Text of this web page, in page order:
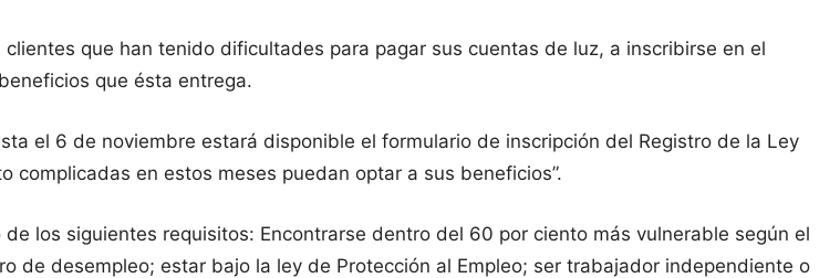
que han tenido dificultades para pagar sus cuentas de luz, a inscribirse en el
que ésta entrega.
el 6 de noviembre estará disponible el formulario de inscripción del Registro de la Ley
complicadas en estos meses puedan optar a sus beneficios”.
los siguientes requisitos: Encontrarse dentro del 60 por ciento más vulnerable según el
de desempleo; estar bajo la ley de Protección al Empleo; ser trabajador independiente o